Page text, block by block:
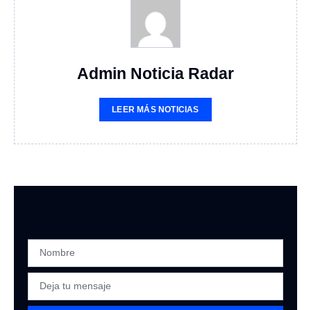
Admin Noticia Radar
LEER MÁS NOTICIAS